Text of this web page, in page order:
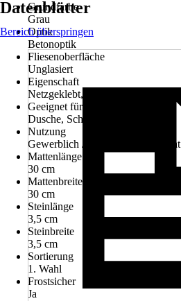
Grundfarbe
Grau
Optik
Betonoptik
Fliesenoberfläche
Unglasiert
Eigenschaft
Netzgeklebt, Schwimmbadgeeignet
Geeignet für
Dusche, Schwimmbad
Nutzung
Gewerblich / Objektbereich, Privat
Mattenlänge
30 cm
Mattenbreite
30 cm
Steinlänge
3,5 cm
Steinbreite
3,5 cm
Sortierung
1. Wahl
Frostsicher
Ja
Datenblätter
Bereich überspringen